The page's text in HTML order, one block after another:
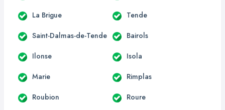
La Brigue Tende
Saint-Dalmas-de-Tende Bairols
Ilonse Isola
Marie Rimplas
Roubion Roure